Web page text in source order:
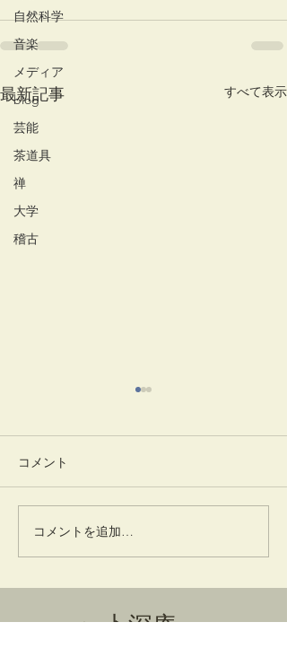
自然科学
音楽
メディア
blog
芸能
茶道具
禅
大学
稽古
最新記事 すべて表示
一味神水
コメント
コメントを追加…
卜深庵